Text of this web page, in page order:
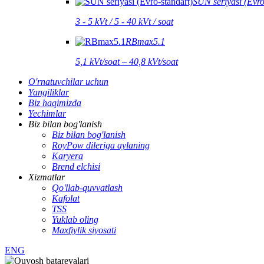
3 - 5 kVt / 5 - 40 kVt / soat
RBmax5.1
5,1 kVt/soat – 40,8 kVt/soat
O'rnatuvchilar uchun
Yangiliklar
Biz haqimizda
Yechimlar
Biz bilan bog'lanish
Biz bilan bog'lanish
RoyPow dileriga aylaning
Karyera
Brend elchisi
Xizmatlar
Qo'llab-quvvatlash
Kafolat
TSS
Yuklab oling
Maxfiylik siyosati
ENG